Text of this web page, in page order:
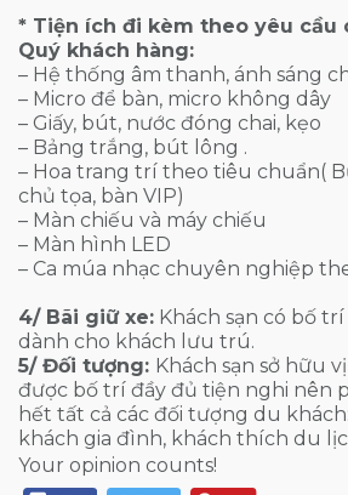
* Tiện ích đi kèm theo yêu cầu
Quý khách hàng:
– Hệ thống âm thanh, ánh sáng
– Micro để bàn, micro không dây
– Giấy, bút, nước đóng chai, kẹo
– Bảng trắng, bút lông .
– Hoa trang trí theo tiêu chuẩn(
chủ tọa, bàn VIP)
– Màn chiếu và máy chiếu
– Màn hình LED
– Ca múa nhạc chuyên nghiệp
4/ Bãi giữ xe: Khách sạn có bố
dành cho khách lưu trú.
5/ Đối tượng: Khách sạn sở hữu
được bố trí đầy đủ tiện nghi nên
hết tất cả các đối tượng du
khách gia đình, khách thích du
Your opinion counts!